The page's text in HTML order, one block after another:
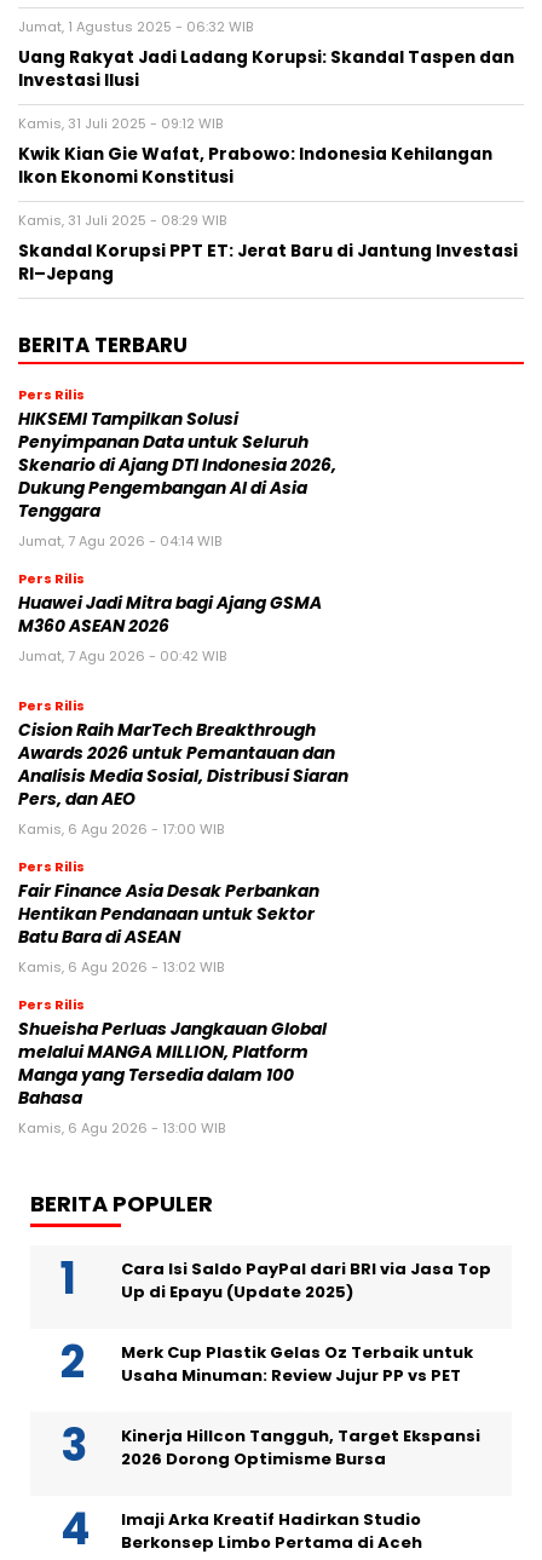
Jumat, 1 Agustus 2025 - 06:32 WIB
Uang Rakyat Jadi Ladang Korupsi: Skandal Taspen dan
Investasi Ilusi
Kamis, 31 Juli 2025 - 09:12 WIB
Kwik Kian Gie Wafat, Prabowo: Indonesia Kehilangan
Ikon Ekonomi Konstitusi
Kamis, 31 Juli 2025 - 08:29 WIB
Skandal Korupsi PPT ET: Jerat Baru di Jantung Investasi
RI–Jepang
BERITA TERBARU
Pers Rilis
HIKSEMI Tampilkan Solusi
Penyimpanan Data untuk Seluruh
Skenario di Ajang DTI Indonesia 2026,
Dukung Pengembangan AI di Asia
Tenggara
Jumat, 7 Agu 2026 - 04:14 WIB
Pers Rilis
Huawei Jadi Mitra bagi Ajang GSMA
M360 ASEAN 2026
Jumat, 7 Agu 2026 - 00:42 WIB
Pers Rilis
Cision Raih MarTech Breakthrough
Awards 2026 untuk Pemantauan dan
Analisis Media Sosial, Distribusi Siaran
Pers, dan AEO
Kamis, 6 Agu 2026 - 17:00 WIB
Pers Rilis
Fair Finance Asia Desak Perbankan
Hentikan Pendanaan untuk Sektor
Batu Bara di ASEAN
Kamis, 6 Agu 2026 - 13:02 WIB
Pers Rilis
Shueisha Perluas Jangkauan Global
melalui MANGA MILLION, Platform
Manga yang Tersedia dalam 100
Bahasa
Kamis, 6 Agu 2026 - 13:00 WIB
BERITA POPULER
Cara Isi Saldo PayPal dari BRI via Jasa Top
Up di Epayu (Update 2025)
Merk Cup Plastik Gelas Oz Terbaik untuk
Usaha Minuman: Review Jujur PP vs PET
Kinerja Hillcon Tangguh, Target Ekspansi
2026 Dorong Optimisme Bursa
Imaji Arka Kreatif Hadirkan Studio
Berkonsep Limbo Pertama di Aceh